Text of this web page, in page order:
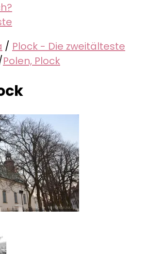
/ Plock - Die zweitälteste
Polen, Plock